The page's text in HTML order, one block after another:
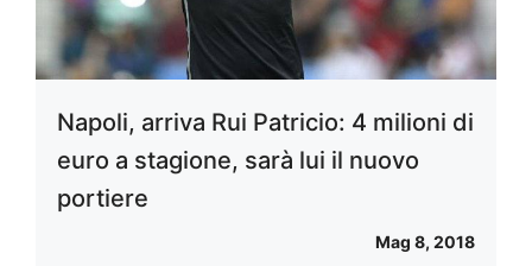
Napoli, arriva Rui Patricio: 4 milioni di
euro a stagione, sarà lui il nuovo
portiere
Mag 8, 2018